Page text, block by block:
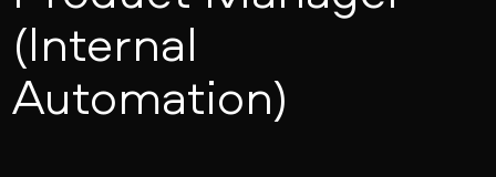
(Internal
Automation)